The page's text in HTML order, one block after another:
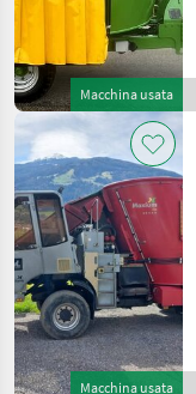
Macchina usata
Macchina usata